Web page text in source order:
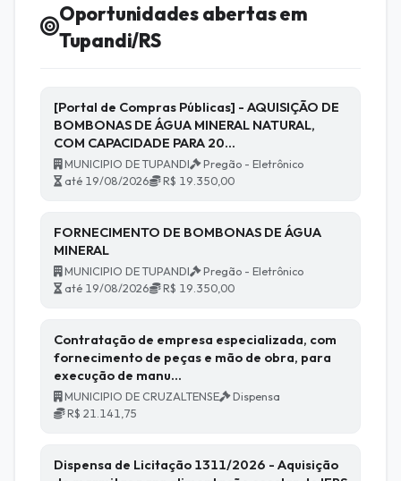
Oportunidades abertas em
Tupandi/RS
[Portal de Compras Públicas] - AQUISIÇÃO DE
BOMBONAS DE ÁGUA MINERAL NATURAL,
COM CAPACIDADE PARA 20…
MUNICIPIO DE TUPANDI
Pregão - Eletrônico
até 19/08/2026
R$ 19.350,00
FORNECIMENTO DE BOMBONAS DE ÁGUA
MINERAL
MUNICIPIO DE TUPANDI
Pregão - Eletrônico
até 19/08/2026
R$ 19.350,00
Contratação de empresa especializada, com
fornecimento de peças e mão de obra, para
execução de manu…
MUNICIPIO DE CRUZALTENSE
Dispensa
R$ 21.141,75
Dispensa de Licitação 1311/2026 - Aquisição